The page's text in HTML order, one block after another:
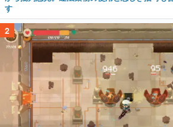
す
2